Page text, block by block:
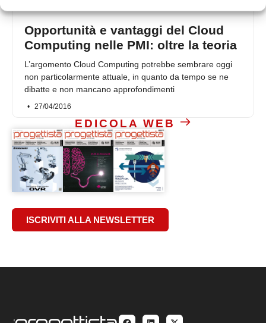
Opportunità e vantaggi del Cloud
Computing nelle PMI: oltre la teoria
L’argomento Cloud Computing potrebbe sembrare oggi
non particolarmente attuale, in quanto da tempo se ne
dibatte e non mancano approfondimenti
27/04/2016
EDICOLA WEB
ISCRIVITI ALLA NEWSLETTER